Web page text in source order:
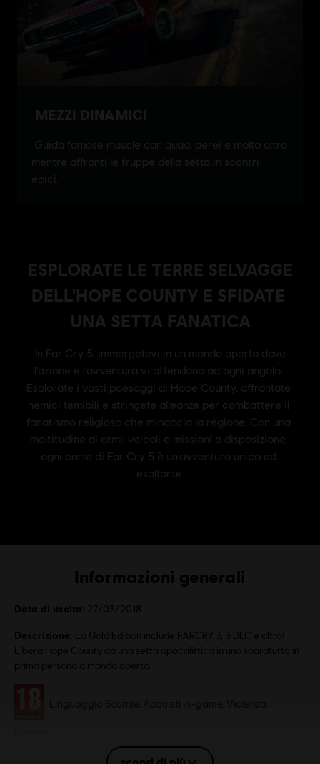
Informazioni generali
Data di uscita: 27/03/2018
Descrizione: La Gold Edition include FARCRY 3, 3 DLC e altro!
Libera Hope County da una setta apocalittica in uno sparatutto in
prima persona a mondo aperto.
English (Audio, Interfaccia, Sottotitoli)